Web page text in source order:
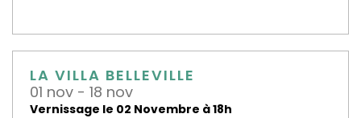
LA VILLA BELLEVILLE
01 nov - 18 nov
Vernissage le 02 Novembre à 18h